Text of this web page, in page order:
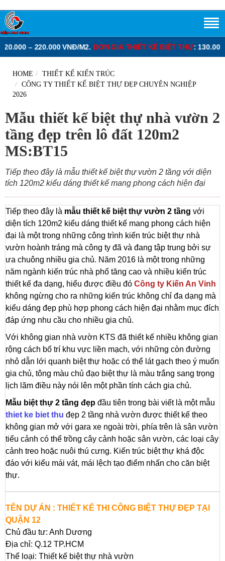
– 280.000 VNĐ/M2.ĐƠN GIÁ XÂY DỰNG PHẦN THÔ NHÀ
HOME
THIẾT KẾ KIẾN TRÚC
CÔNG TY THIẾT KẾ BIỆT THỰ ĐẸP CHUYÊN NGHIỆP
2026
Mẫu thiết kế biệt thự nhà vườn 2
tầng đẹp trên lô đất 120m2
MS:BT15
Tiếp theo đây là mẫu thiết kế biệt thự vườn 2 tầng với diện
tích 120m2 kiểu dáng thiết kế mang phong cách hiện đại
Tiếp theo đây là mẫu thiết kế biệt thự vườn 2 tầng với
diện tích 120m2 kiểu dáng thiết kế mang phong cách hiện
đại là một trong những công trình kiến trúc biệt thự nhà
vườn hoành tráng mà công ty đã và đang tập trung bởi sự
ưa chuông nhiều gia chủ. Năm 2016 là một trong những
năm ngành kiến trúc nhà phố tăng cao và nhiều kiến trúc
thiết kế đa dạng, hiểu được điều đó Công ty Kiến An Vinh
không ngừng cho ra những kiến trúc không chỉ đa dạng mà
kiểu dáng đẹp phù hợp phong cách hiện đại nhằm mục đích
đáp ứng nhu cầu cho nhiều gia chủ.
Với không gian nhà vườn KTS đã thiết kế nhiều không gian
rộng cách bố trí khu vực liền mạch, với những còn đường
nhỏ dẫn lới quanh biệt thự hoặc có thể lát gạch theo ý muốn
gia chủ, tông màu chủ đạo biệt thự là màu trắng sang trọng
lịch lãm điều này nói lên một phần tính cách gia chủ.
Mẫu biệt thự 2 tầng đẹp đầu tiên trong bài viết là một mẫu
thiet ke biet thu đẹp 2 tầng nhà vườn được thiết kế theo
không gian mở với gara xe ngoài trời, phía trên là sân vườn
tiểu cảnh có thể trồng cây cảnh hoặc sân vườn, các loại cây
cảnh treo hoặc nuôi thú cưng. Kiến trúc biệt thự khá độc
đáo với kiểu mái vát, mái lệch tạo điểm nhấn cho căn biệt
thự.
TÊN DỰ ÁN : THIẾT KẾ THI CÔNG BIỆT THỰ ĐẸP TẠI
QUẬN 12
Chủ đầu tư: Anh Dương
Địa chỉ: Q.12 TP.HCM
Thể loại: Thiết kế biệt thự nhà vườn